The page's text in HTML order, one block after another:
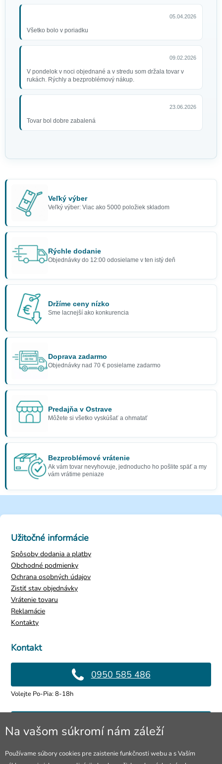
05.04.2026
Všetko bolo v poriadku
09.02.2026
V pondelok v noci objednané a v stredu som držala tovar v
rukách. Rýchly a bezproblémový nákup.
23.06.2026
Tovar bol dobre zabalená
Veľký výber
Veľký výber: Viac ako 5000 položiek skladom
Rýchle dodanie
Objednávky do 12:00 odosielame v ten istý deň
Držíme ceny nízko
Sme lacnejší ako konkurencia
Doprava zadarmo
Objednávky nad 70 € posielame zadarmo
Predajňa v Ostrave
Môžete si všetko vyskúšať a ohmatať
Bezproblémové vrátenie
Ak vám tovar nevyhovuje, jednoducho ho pošlite späť a my
vám vrátime peniaze
Kontakt
0950 585 486
Volejte Po-Pia: 8-18h
info@4lol.cz
Užitočné informácie
Spôsoby dodania a platby
Obchodné podmienky
Ochrana osobných údajov
Zistiť stav objednávky
Vrátenie tovaru
Reklamácie
Kontakty
Na vašom súkromí nám záleží
Používame súbory cookies pre zaistenie funkčnosti webu a s Vaším